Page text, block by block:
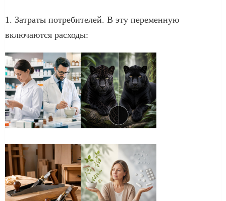
1. Затраты потребителей. В эту переменную
включаются расходы: